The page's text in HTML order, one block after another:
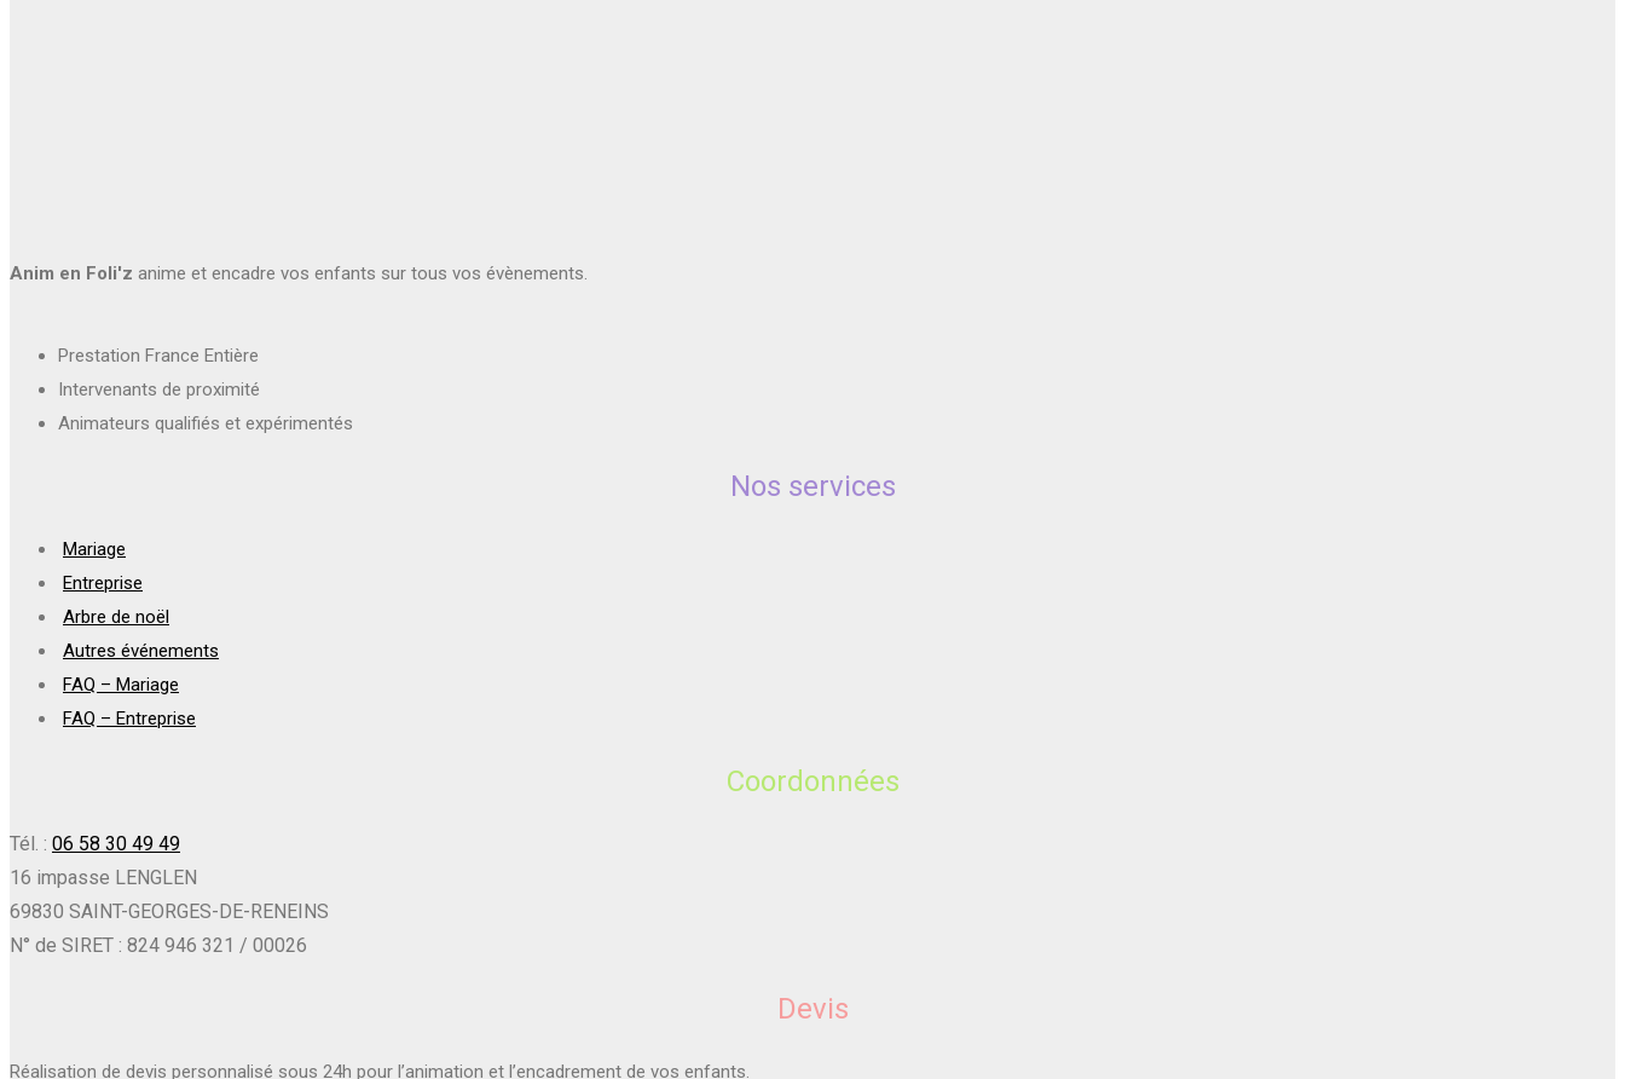
Anim en Foli'z anime et encadre vos enfants sur tous vos évènements.
Prestation France Entière
Intervenants de proximité
Animateurs qualifiés et expérimentés
Nos services
Mariage
Entreprise
Arbre de noël
Autres événements
FAQ – Mariage
FAQ – Entreprise
Coordonnées
Tél. : 06 58 30 49 49
16 impasse LENGLEN
69830 SAINT-GEORGES-DE-RENEINS
N° de SIRET : 824 946 321 / 00026
Devis
Réalisation de devis personnalisé sous 24h pour l’animation et l’encadrement de vos enfants.